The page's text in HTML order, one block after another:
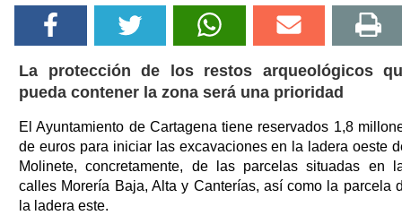
La protección de los restos arqueológicos
pueda contener la zona será una prioridad
El Ayuntamiento de Cartagena tiene reservados 1,8
de euros para iniciar las excavaciones en la ladera oeste
Molinete, concretamente, de las parcelas situadas en
calles Morería Baja, Alta y Canterías, así como la parcela
la ladera este.